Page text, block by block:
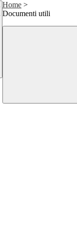
Home >
Documenti utili